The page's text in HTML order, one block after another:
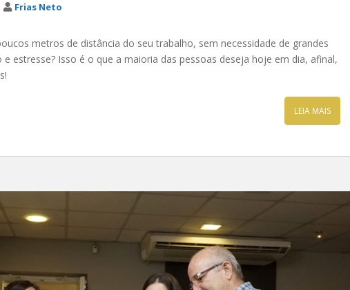
Frias Neto
metros de distância do seu trabalho, sem necessidade de grandes
estresse? Isso é o que a maioria das pessoas deseja hoje em dia, afinal,
LEIA MAIS